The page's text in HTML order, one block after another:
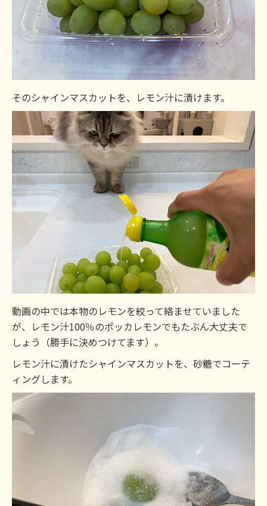
そのシャインマスカットを、レモン汁に漬けます。
動画の中では本物のレモンを絞って絡ませていました
が、レモン汁100％のポッカレモンでもたぶん大丈夫で
しょう（勝手に決めつけてます）。
レモン汁に漬けたシャインマスカットを、砂糖でコーテ
ィングします。